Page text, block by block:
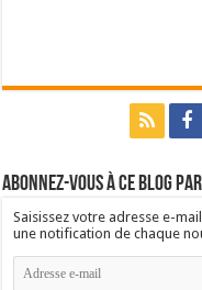
Abonnez-vous à ce blog
Saisissez votre adresse e-
une notification de chaque
Adresse
e-